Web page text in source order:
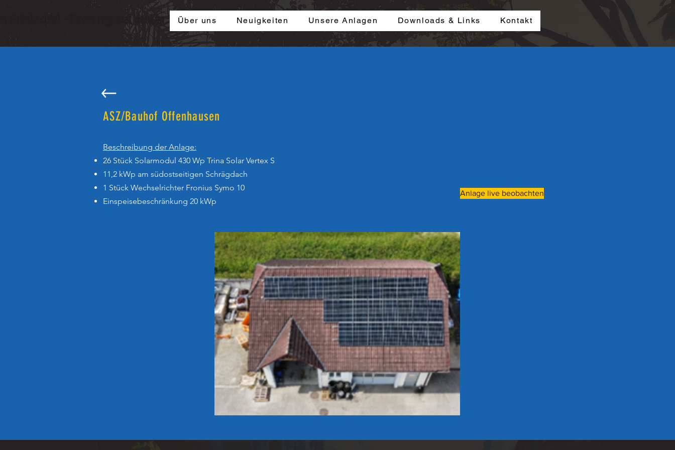
Grünbachtal - Strom regional denken Über uns Neuigkeiten Unsere Anlagen Downloads & Links Kontakt
ASZ/Bauhof Offenhausen
Beschreibung der Anlage:
26 Stück Solarmodul 430 Wp Trina Solar Vertex S
11,2 kWp am südostseitigen Schrägdach
1 Stück Wechselrichter Fronius Symo 10
Einspeisebeschränkung 20 kWp
Anlage live beobachten